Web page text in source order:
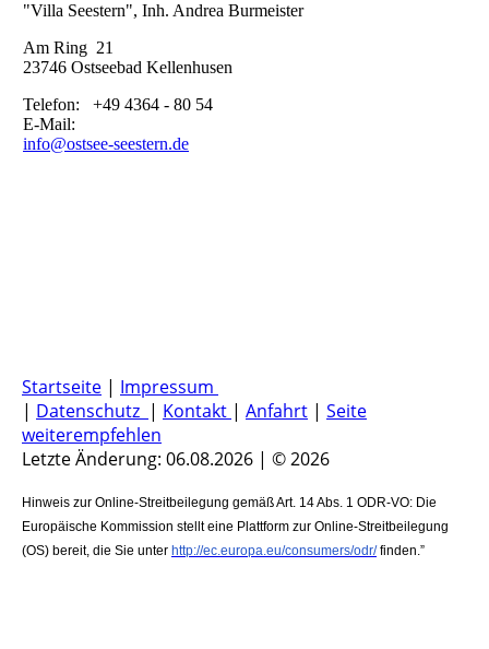
"Villa Seestern", Inh. Andrea Burmeister
Am Ring 21
23746 Ostseebad Kellenhusen
Telefon: +49 4364 - 80 54
E-Mail:
info@ostsee-seestern.de
Startseite | Impressum
| Datenschutz | Kontakt | Anfahrt | Seite
weiterempfehlen
Letzte Änderung: 06.08.2026 | © 2026
Hinweis zur Online-Streitbeilegung gemäß Art. 14 Abs. 1 ODR-VO: Die
Europäische Kommission stellt eine Plattform zur Online-Streitbeilegung
(OS) bereit, die Sie unter http://ec.europa.eu/consumers/odr/finden.”